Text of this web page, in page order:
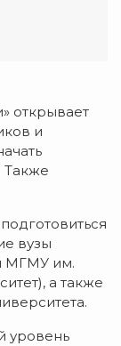
открывает
и
Также
вузы
МГМУ им.
а также
уровень